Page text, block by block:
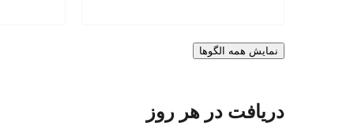
نمایش همه الگوها
دریافت در هر روز